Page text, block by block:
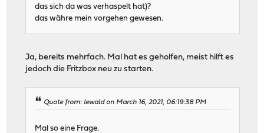
das sich da was verhaspelt hat)?
das währe mein vorgehen gewesen.
Ja, bereits mehrfach. Mal hat es geholfen, meist hilft es
jedoch die Fritzbox neu zu starten.
Quote from: lewald on March 16, 2021, 06:19:38 PM
Mal so eine Frage.